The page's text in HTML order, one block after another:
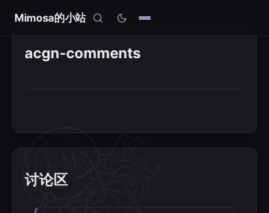
Mimosa的小站
acgn-comments
讨论区